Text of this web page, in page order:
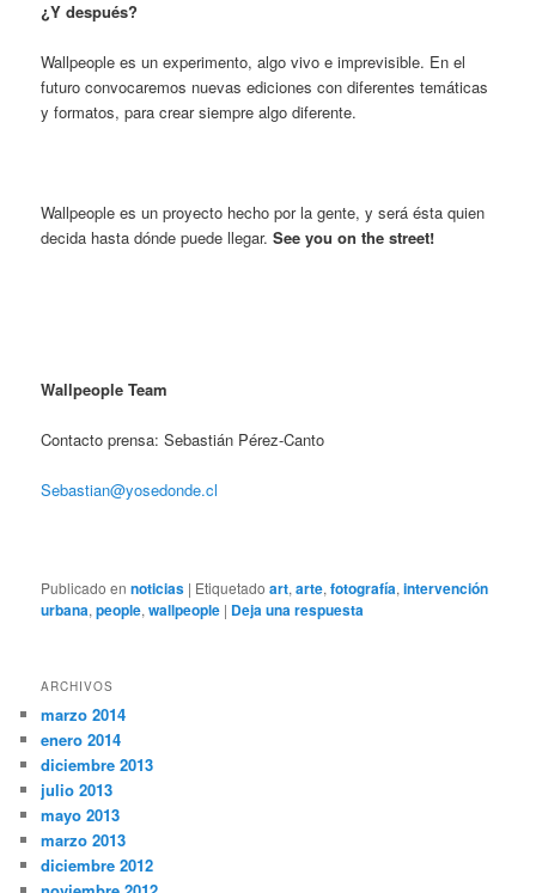
¿Y después?
Wallpeople es un experimento, algo vivo e imprevisible. En el
futuro convocaremos nuevas ediciones con diferentes temáticas
y formatos, para crear siempre algo diferente.
Wallpeople es un proyecto hecho por la gente, y será ésta quien
decida hasta dónde puede llegar.See you on the street!
Wallpeople Team
Contacto prensa: Sebastián Pérez-Canto
Sebastian@yosedonde.cl
Publicado en noticias | Etiquetado art,arte,fotografía,intervención
urbana,people,wallpeople | Deja una respuesta
ARCHIVOS
marzo 2014
enero 2014
diciembre 2013
julio 2013
mayo 2013
marzo 2013
diciembre 2012